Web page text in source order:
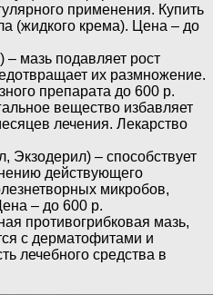
применения. Купить
(жидкого крема). Цена – до
мазь подавляет рост
их размножение.
препарата до 600 р.
вещество избавляет
лечения. Лекарство
– способствует
действующего
микробов,
– до 600 р.
противогрибковая мазь,
с дерматофитами и
лечебного средства в